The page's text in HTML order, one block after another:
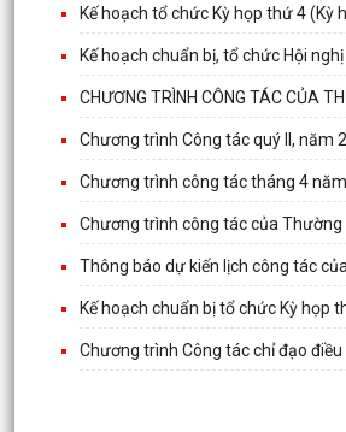
Kế hoạch tổ chức Kỳ họp thứ 4 (Kỳ
Kế hoạch chuẩn bị, tổ chức Hội
CHƯƠNG TRÌNH CÔNG TÁC CỦA
Chương trình Công tác quý II, năm
Chương trình công tác tháng 4
Chương trình công tác của
Thông báo dự kiến lịch công tác
Kế hoạch chuẩn bị tổ chức Kỳ họp
Chương trình Công tác chỉ đạo